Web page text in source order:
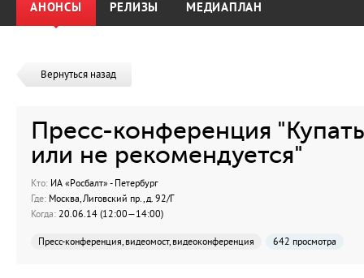
АНОНСЫ РЕЛИЗЫ МЕДИАПЛАН
Вернуться назад
Пресс-конференция
или не рекомендуется"
Кто: ИА «Росбалт» - Петербург
Где: Москва, Лиговский пр., д. 92/Г
Когда: 20.06.14 (12:00—14:00)
Пресс-конференция, видеомост, видеоконференция 642 просмотра